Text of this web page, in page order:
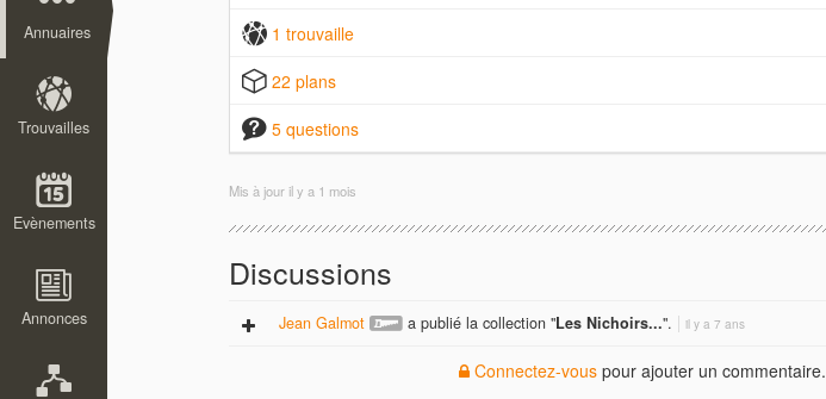
Annuaires
Trouvailles
Evènements
Annonces
1 trouvaille
22 plans
5 questions
Mis à jouril y a 1 mois
Discussions
Jean Galmot a publié la collection "Les Nichoirs...". il y a 7 ans
Connectez-vouspour ajouter un commentaire.